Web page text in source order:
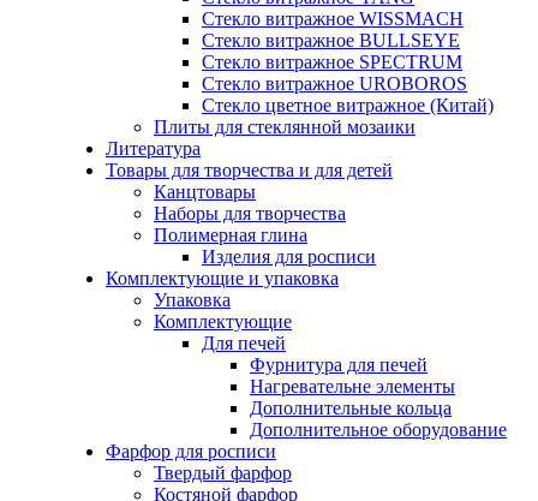
Стекло витражное WISSMACH
Стекло витражное BULLSEYE
Стекло витражное SPECTRUM
Стекло витражное UROBOROS
Стекло цветное витражное (Китай)
Плиты для стеклянной мозаики
Литература
Товары для творчества и для детей
Канцтовары
Наборы для творчества
Полимерная глина
Изделия для росписи
Комплектующие и упаковка
Упаковка
Комплектующие
Для печей
Фурнитура для печей
Нагревательне элементы
Дополнительные кольца
Дополнительное оборудование
Фарфор для росписи
Твердый фарфор
Костяной фарфор